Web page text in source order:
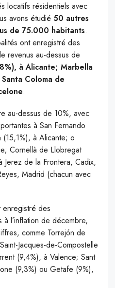
locatifs résidentiels avec
avons étudié 50 autres
de 75.000 habitants.
ont enregistré des
revenus au-dessus de
à Alicante; Marbella
Coloma de
.
au-dessus de 10%, avec
à San Fernando
(15,1%), à Alicante; o
Cornellà de Llobregat
de la Frontera, Cadix,
Madrid (chacun avec
enregistré des
à l’inflation de décembre,
comme Torrejón de
Jacques-de-Compostelle
(9,4%), à Valence; Sant
(9,3%) ou Getafe (9%),